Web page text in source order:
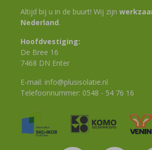
Altijd bij u in de buurt! Wij zijn
Nederland.
Hoofdvestiging:
De Bree 16
7468 DN Enter
E-mail: info@plusisolatie.nl
Telefoonnummer: 0548 - 54 76 16